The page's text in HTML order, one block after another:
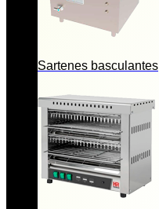
Sartenes basculantes